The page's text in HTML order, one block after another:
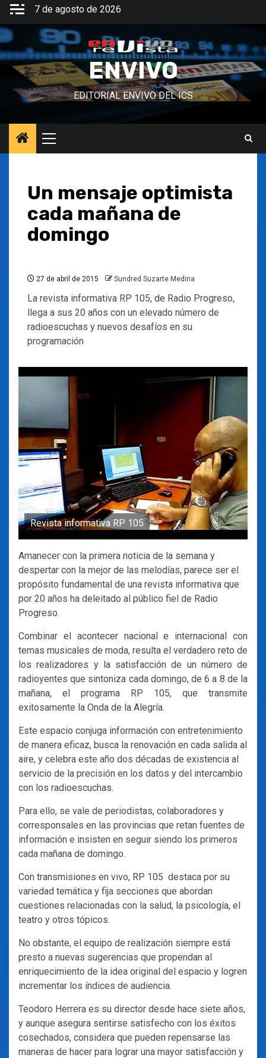
Saltar
contenido
7 de agosto de 2026
ENVIVO
EDITORIAL ENVIVO DEL ICS
Menú
principal
Un mensaje optimista
cada mañana de
domingo
27 de abril de 2015 Sundred Suzarte Medina
La revista informativa RP 105, de Radio Progreso,
llega a sus 20 años con un elevado número de
radioescuchas y nuevos desafíos en su
programación
Revista informativa RP 105
Amanecer con la primera noticia de la semana y
despertar con la mejor de las melodías, parece ser el
propósito fundamental de una revista informativa que
por 20 años ha deleitado al público fiel de Radio
Progreso.
Combinar el acontecer nacional e internacional con
temas musicales de moda, resulta el verdadero reto de
los realizadores y la satisfacción de un número de
radioyentes que sintoniza cada domingo, de 6 a 8 de la
mañana, el programa RP 105, que transmite
exitosamente la Onda de la Alegría.
Este espacio conjuga información con entretenimiento
de manera eficaz, busca la renovación en cada salida al
aire, y celebra este año dos décadas de existencia al
servicio de la precisión en los datos y del intercambio
con los radioescuchas.
Para ello, se vale de periodistas, colaboradores y
corresponsales en las provincias que retan fuentes de
información e insisten en seguir siendo los primeros
cada mañana de domingo.
Con transmisiones en vivo, RP 105 destaca por su
variedad temática y fija secciones que abordan
cuestiones relacionadas con la salud, la psicología, el
teatro y otros tópicos.
No obstante, el equipo de realización siempre está
presto a nuevas sugerencias que propendan al
enriquecimiento de la idea original del espacio y logren
incrementar los índices de audiencia.
Teodoro Herrera es su director desde hace siete años,
y aunque asegura sentirse satisfecho con los éxitos
cosechados, considera que pueden repensarse las
maneras de hacer para lograr una mayor satisfacción y